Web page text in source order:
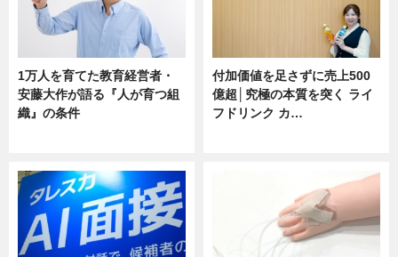
1万人を育てた教育経営者・
安藤大作が語る『人が育つ組
織』の条件
付加価値を足さずに売上500
億超│究極の本質を突く ライ
フドリンク カ…